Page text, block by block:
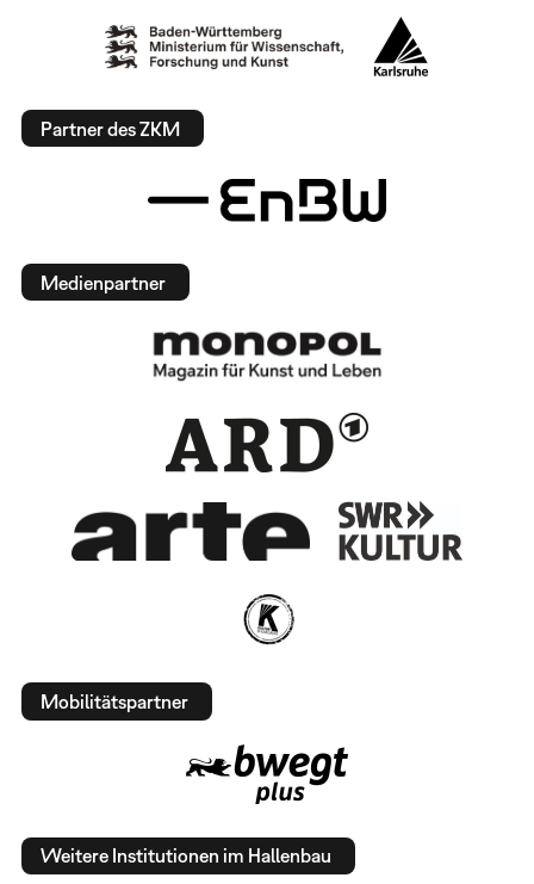
Partner des ZKM
Medienpartner
Mobilitätspartner
Weitere Institutionen im Hallenbau